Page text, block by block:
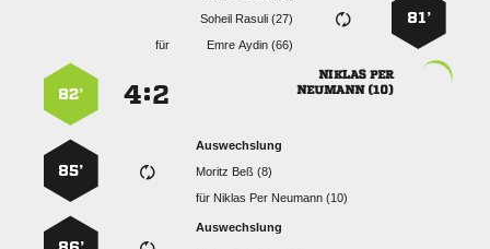
81’
  
für
  
 
 
:
82’
Auswechslung
  
für    
85’
Auswechslung